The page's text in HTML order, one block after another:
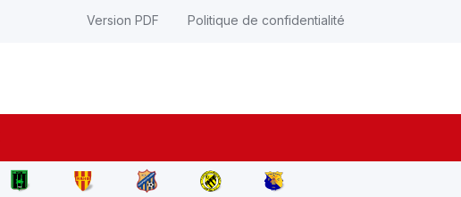
Version PDF Politique de confidentialité